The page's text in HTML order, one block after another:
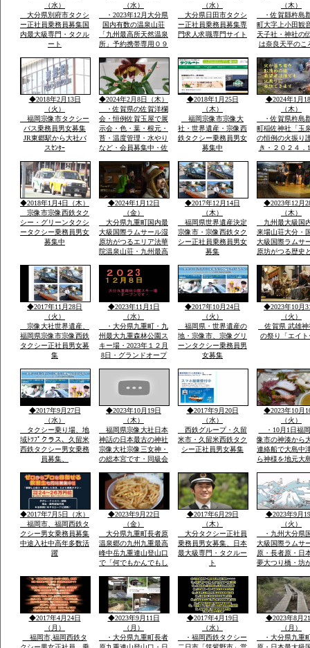
荘
（水）
大分県別府市タクシ
ー正社員乗務員募集国
内最大級専門・タクル
ート
（水）
・2023年12月大分県
国内有数の温泉山荘
「九州最高所天然温泉
所」予約携帯専用０９
０のみ・雪が白い別の
山々・坊がつるの景
色・ー4度・空気がお
いしい星がきれい１３
００ｍ級天然温泉最高
（水）
大分県日田市タクシ
ー正社員乗務員募集専
門求人求職専門サイト
（木）
・佐賀縣杵島
町大字上小田観
天子社・神社の
は奈良天平のこ
穣天子社は天皇
天子表現大木数
楠木が多数・以
間を通じて屋台
り・流鏑馬神事
◆2018年2月13日
（火）
福岡宗像市タクシー
バス乗務員男女募集
JR東郷駅から大社バ
スｾﾝﾀｰ
◆2024年2月8日（木）
・佐賀県の佐賀洋欄
会・恒例佐賀玉屋で展
示会・色・葉・根元・
苔・温度管理・水やり
など・会員募集中・佐
９０７７－５５３５・
大島まで
◆2018年1月25日
（木）
福岡宗像市宗像大
社・世界遺産・宗像西
鉄タクシー乗務員男女
募集中
◆2024年1月
（木）
・佐賀県杵島
町稲佐神社「玉
の恒例の火振り
き・２０２４．
伝統祭り実行・
駐車あり家内安
他祈願火渡り参
ます近くに水汲
名な縫いの池水
◆2018年1月4日（木）
宗像市宗像西鉄タク
シー・グリーンタクシ
ータクシー乗務員男女
募集中
◆2024年1月12日
（金）
大分県九重町国内最
大級国際ラムサール湿
原坊がつるエリア法華
院温泉山荘・九州最高
雪・雪・雪で12月23日
恒例「感謝祭」全国か
ら参加・法華院温泉山
されました
◆2017年12月14日
（木）
福岡県世界遺産決定
宗像市・宗像西鉄タク
シー正社員乗務員男女
募集
◆2023年12月
（木）
九州最大級国
来場山荘大分・
大級国際ラムサ
原坊がつる歴史
然温泉の法華院
荘の歌「法華院
ましょう」12月
例・感謝祭でで
い歌です
◆2017年11月28日
（火）
宗像大社世界遺産、
福岡県宗像市宗像西鉄
タクシー正社員男女募
集
◆2023年11月1日
（水）
・大分県九重町・九
州最大九重森林公園ス
キー場・2023年１２月
8日・グランドオープ
で遊べる・こども広場
「パパママと子供の専
でスキー場完備」
◆2017年10月24日
（火）
福岡県・世界遺産の
地・宗像市、宗像グリ
ーンタクシー乗務員男
女募集
◆2023年10月
（火）
佐賀県 武雄神
の祭り「エイト
◆2017年9月27日
（水）
タクシー乗り場、地
域ﾄﾂﾌﾟクラス、久留米
西鉄タクシー男女乗務
員募集、
◆2023年10月19日
（木）
福岡県宗像大社日本
神話の日本最古の神社
宗像大社宗像三女神・
の総本宮です・同級会
連遺跡とお祭りに船で
行き「神宿る島」宗
像・沖ノ島関連がユネ
スコ世界遺産に登録見
て聞いてビツクリです
◆2017年9月20日
（水）
西鉄グループ・久留
米市・久留米西鉄タク
シー正社員男女募集
◆2023年10月
（火）
・10月1日福
像市の神湊から
連絡船で大島中
ら神様を地元大
地元漁師さんの
のせ神湊までそ
ご神体を宗像大
運び大島遥拝所
お宿「まなべ
◆2017年7月5日（水）
福岡市、福岡西鉄タ
クシー男女乗務員募集
中途入社中高年多数活
躍
◆2023年9月22日
（金）
大分県九重町長者原
温泉郷の九州九重最高
峰中岳九重連山登山口
で「何でもかんでもし
告・温泉豊富なエリア
で開催報告地元民のジ
ビエ料理・鹿・いのし
しのさしいれ恊力で大
変盛り上がりました
◆2017年6月29日
（木）
大分タクシー正社員
乗務員男女募集、日本
最大級専門・タクルー
ト
◆2023年9月
（火）
・九州大分県
大級国際ラムサ
原・長者原・日
夢大つり橋・坊
華院温泉山荘・
山九州最高峰中
重連山・標高・
「坊がつる賛歌
名な坊がつるキ
場
◆2017年4月24日
（月）
福岡市,福岡西鉄タ
◆2023年9月11日
（月）
・大分県九重町長者
◆2017年4月19日
（水）
・福岡西鉄タクシー
◆2023年8月
（月）
・大分県九重